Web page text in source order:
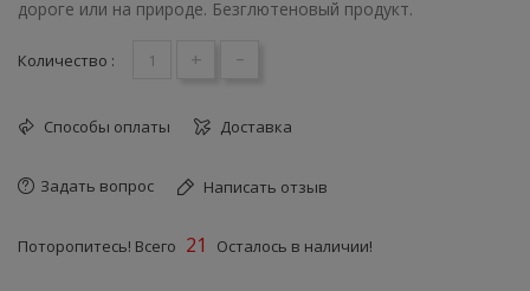
дороге или на природе. Безглютеновый продукт.
Количество : + -
Способы оплаты Доставка
Задать вопрос Написать отзыв
Поторопитесь! Всего 21 Осталось в наличии!